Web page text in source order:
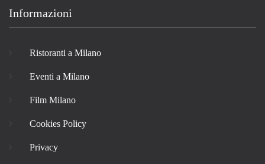
Informazioni
Ristoranti a Milano
Eventi a Milano
Film Milano
Cookies Policy
Privacy